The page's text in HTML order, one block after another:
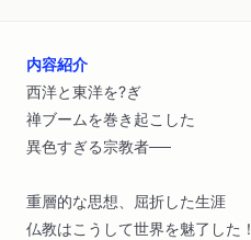
内容紹介
西洋と東洋を?ぎ
禅ブームを巻き起こした
異色すぎる宗教者──
重層的な思想、屈折した生涯
仏教はこうして世界を魅了した！